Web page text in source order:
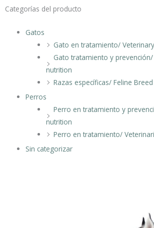
Categorías del producto
Gatos
Gato en tratamiento/
Gato tratamiento y
nutrition
Razas específicas/ Feline
Perros
Perro en tratamiento y
nutrition
Perro en tratamiento/
Sin categorizar